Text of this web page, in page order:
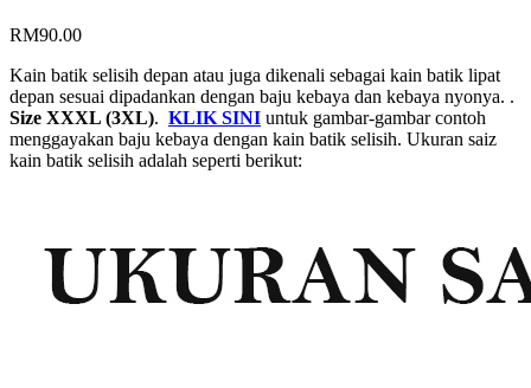
RM90.00
Kain batik selisih depan atau juga dikenali sebagai kain batik lipat
depan sesuai dipadankan dengan baju kebaya dan kebaya nyonya. .
Size XXXL (3XL). KLIK SINI untuk gambar-gambar contoh
menggayakan baju kebaya dengan kain batik selisih. Ukuran saiz
kain batik selisih adalah seperti berikut: